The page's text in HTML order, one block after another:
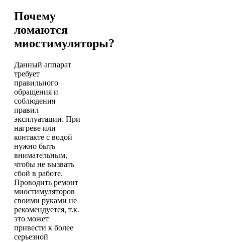
Почему
ломаются
миостимуляторы?
Данный аппарат
требует
правильного
обращения и
соблюдения
правил
эксплуатации. При
нагреве или
контакте с водой
нужно быть
внимательным,
чтобы не вызвать
сбой в работе.
Проводить ремонт
миостимуляторов
своими руками не
рекомендуется, т.к.
это может
привести к более
серьезной